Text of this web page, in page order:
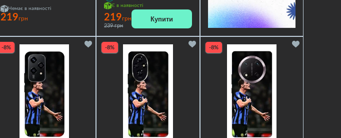
Немає в наявності
219грн
Є в наявності
219грн
239 грн
Купити
-8% -8% -8%